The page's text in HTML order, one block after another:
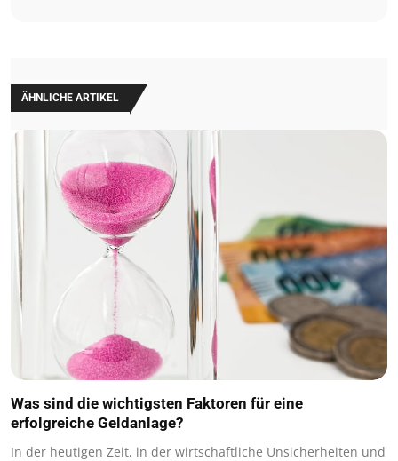
ÄHNLICHE ARTIKEL
Was sind die wichtigsten Faktoren für eine
erfolgreiche Geldanlage?
In der heutigen Zeit, in der wirtschaftliche Unsicherheiten und